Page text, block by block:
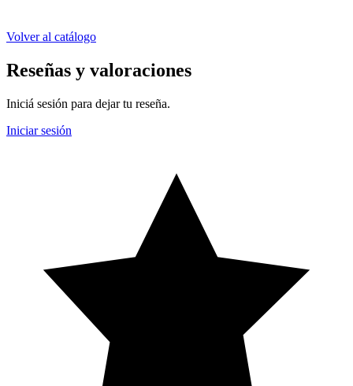
Volver al catálogo
Reseñas y valoraciones
Iniciá sesión para dejar tu reseña.
Iniciar sesión